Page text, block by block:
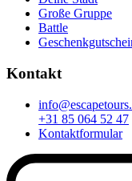
Große Gruppe
Battle
Kontakt
+31 85 064 52 47
Kontaktformular